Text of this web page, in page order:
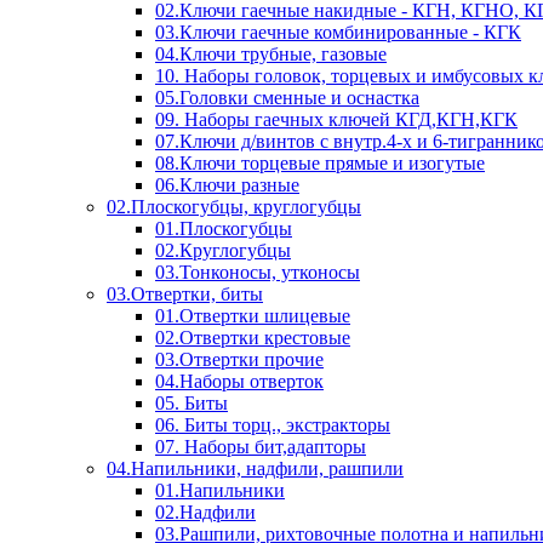
02.Ключи гаечные накидные - КГН, КГНО,
03.Ключи гаечные комбинированные - КГК
04.Ключи трубные, газовые
10. Наборы головок, торцевых и имбусовых
05.Головки сменные и оснастка
09. Наборы гаечных ключей КГД,КГН,КГК
07.Ключи д/винтов с внутр.4-х и 6-
08.Ключи торцевые прямые и изогутые
06.Ключи разные
02.Плоскогубцы, круглогубцы
01.Плоскогубцы
02.Круглогубцы
03.Тонконосы, утконосы
03.Отвертки, биты
01.Отвертки шлицевые
02.Отвертки крестовые
03.Отвертки прочие
04.Наборы отверток
05. Биты
06. Биты торц., экстракторы
07. Наборы бит,адапторы
04.Напильники, надфили, рашпили
01.Напильники
02.Надфили
03.Рашпили, рихтовочные полотна и